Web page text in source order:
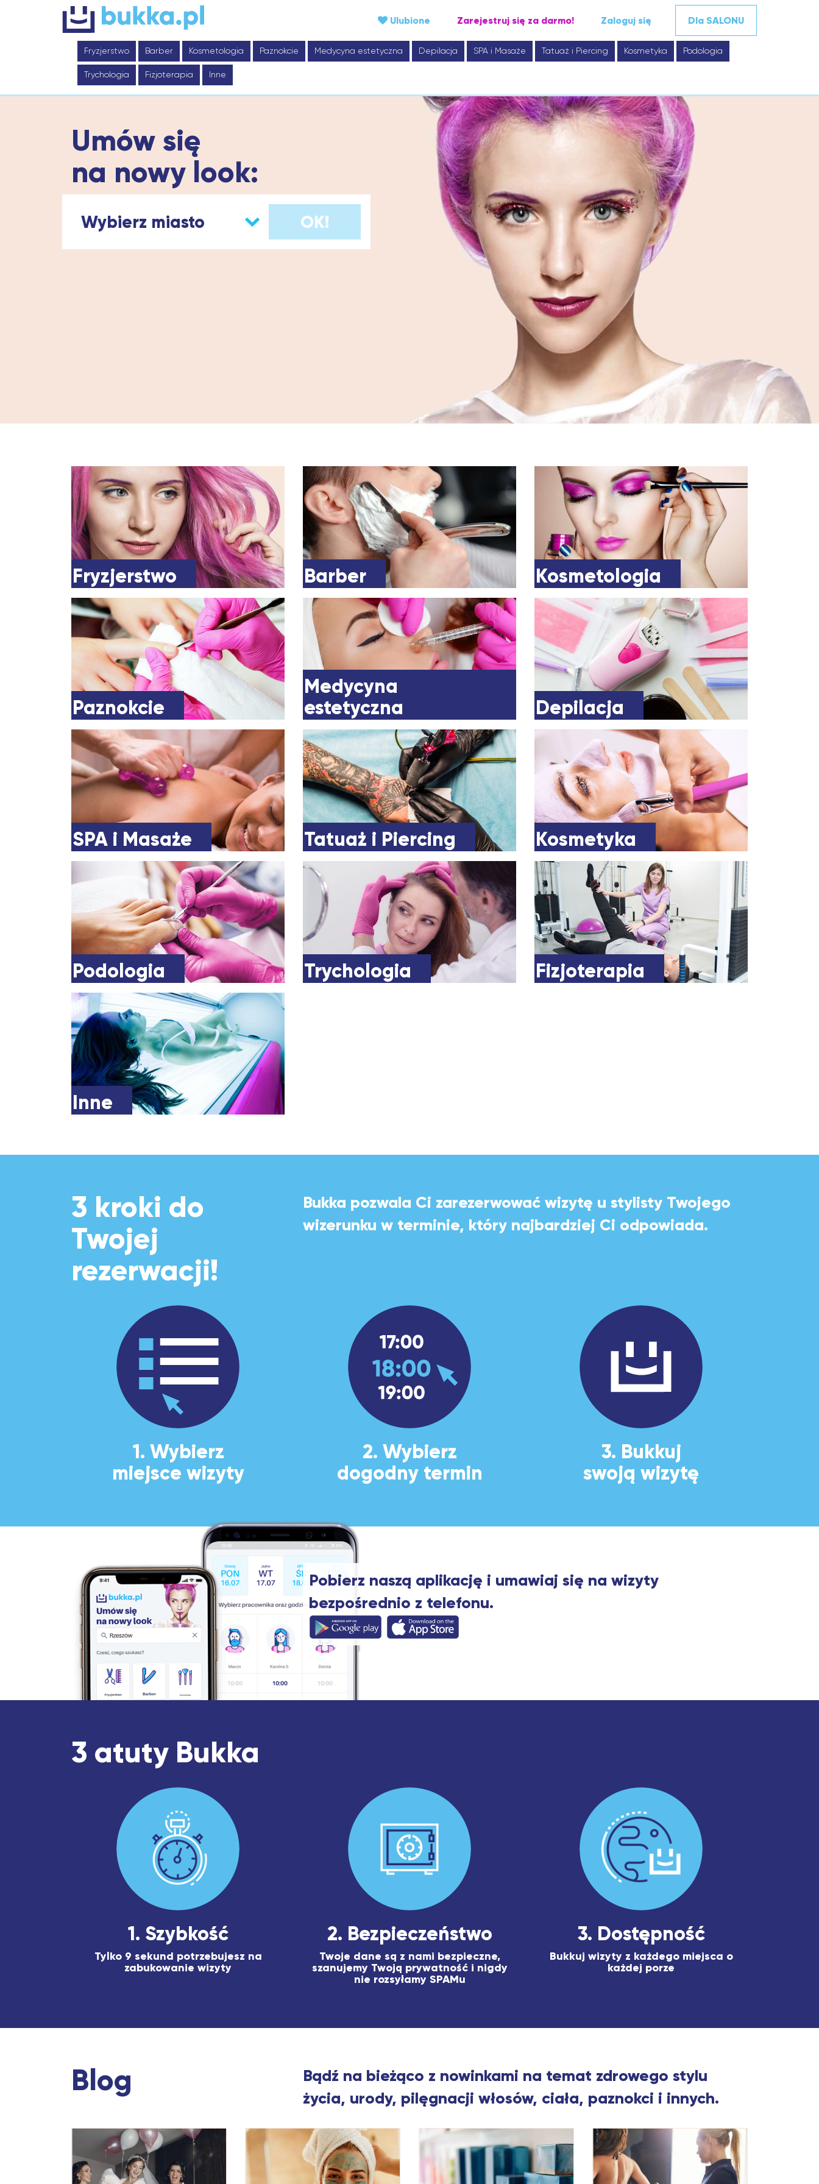
Ulubione Zarejestruj się za darmo! Zaloguj się Dla SALONU
Fryzjerstwo Barber Kosmetologia Paznokcie Medycyna estetyczna Depilacja SPA i Masaże Tatuaż i Piercing Kosmetyka Podologia
Trychologia Fizjoterapia Inne
Umów się
na nowy look:
Wybierz miasto
Fryzjerstwo Barber Kosmetologia
Paznokcie
Medycyna
estetyczna
Depilacja
SPA i Masaże Tatuaż i Piercing Kosmetyka
Podologia Trychologia Fizjoterapia
Inne
3 kroki do
Twojej
rezerwacji!
Bukka pozwala Ci zarezerwować wizytę u stylisty Twojego
wizerunku w terminie, który najbardziej Ci odpowiada.
1. Wybierz
miejsce wizyty
2. Wybierz
dogodny termin
3. Bukkuj
swoją wizytę
Pobierz naszą aplikację i umawiaj się na wizyty
bezpośrednio z telefonu.
3 atuty Bukka
1. Szybkość
Tylko 9 sekund potrzebujesz na
zabukowanie wizyty
2. Bezpieczeństwo
Twoje dane są z nami bezpieczne,
szanujemy Twoją prywatność i nigdy
nie rozsyłamy SPAMu
3. Dostępność
Bukkuj wizyty z każdego miejsca o
każdej porze
Blog
Bądź na bieżąco z nowinkami na temat zdrowego stylu
życia, urody, pilęgnacji włosów, ciała, paznokci i innych.